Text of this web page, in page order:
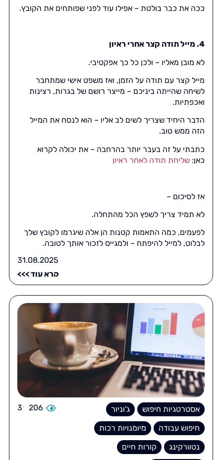
ככה את כבר בולטת – אפילו עוד לפני שפותחים את הקובץ.
4. מייל תודה קצר אחרי ראיון
לא מובן מאליו – ולכן כל כך אפקטיבי.
מייל קצר עם תודה על הזמן, ואז משפט אישי שמתחבר
לשיחה שהייתה ביניכם – מייצר רושם של בגרות, רצינות
ואכפתיות.
הדבר היחיד שצריך לשים לב אליו – הואלנסח את המייל
הזה ממש טוב.
כתבתי על זה בעבר יותר בהרחבה – את יכולה לקרוא
כאן:שליחת תודה לאחר ראיון
אז לסיכום –
לא תמיד צריך לשפץ הכל מהתחלה.
לפעמים, כמה התאמות קטנות הן אלה שיגרמו לקובץ שלך
לבלוט, למייל להיפתח – ולמגייס לזכור אותך לטובה.
31.08.2025
קרא עוד >>>
אסטרטגיות חיפוש
ג'וניור
חיפוש עבודה
מיומנויות רכות
נטוורקינג
קורות חיים
206
3